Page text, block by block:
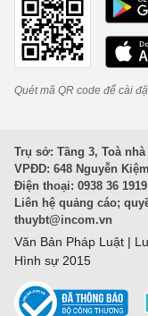
Quét mã QR code để cài
Trụ sở: Tầng 3, Toà nhà
VPĐD: 648 Nguyễn
Điện thoại: 0938 36
Liên hệ quảng cáo;
thuybt@incom.vn
Văn Bản Pháp Luật |
Hình sự 2015